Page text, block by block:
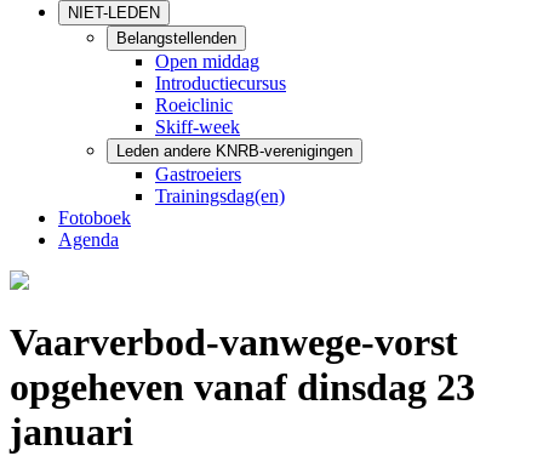
NIET-LEDEN
Belangstellenden
Open middag
Introductiecursus
Roeiclinic
Skiff-week
Leden andere KNRB-verenigingen
Gastroeiers
Trainingsdag(en)
Fotoboek
Agenda
Vaarverbod-vanwege-vorst
opgeheven vanaf dinsdag 23
januari